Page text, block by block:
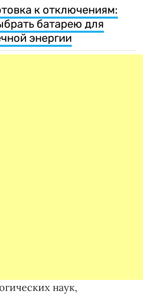
к отключениям:
батарею для
энергии
наук,